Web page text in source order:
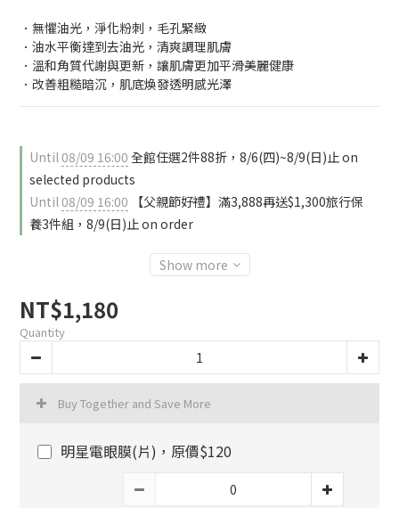
．無懼油光，淨化粉刺，毛孔緊緻
．油水平衡達到去油光，清爽調理肌膚
．溫和角質代謝與更新，讓肌膚更加平滑美麗健康
．改善粗糙暗沉，肌底煥發透明感光澤
Until08/09 16:00 全館任選2件88折，8/6(四)~8/9(日)止 on
selected products
Until08/09 16:00 【父親節好禮】滿3,888再送$1,300旅行保
養3件組，8/9(日)止 on order
Show more
NT$1,180
Quantity
Buy Together and Save More
明星電眼膜(片)，原價$120